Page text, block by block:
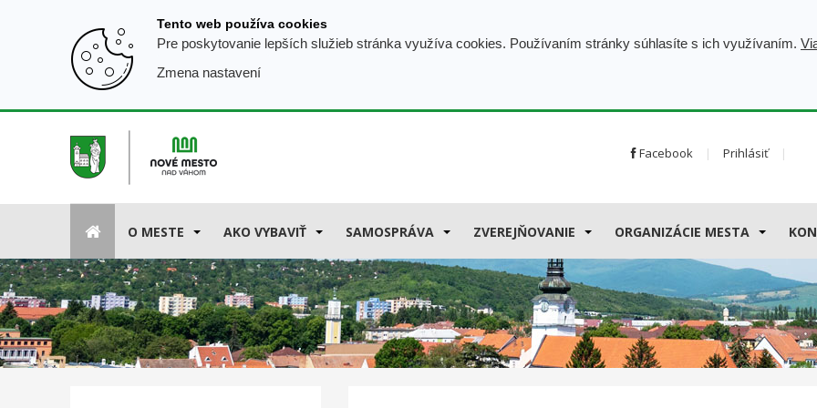
Tento web používa cookies
Pre poskytovanie lepších služieb stránka využíva cookies. Používaním stránky súhlasíte s ich využívaním.
Zmena nastavení
Facebook Prihlásiť
O MESTE AKO VYBAVIŤ SAMOSPRÁVA ZVEREJŇOVANIE ORGANIZÁCIE MESTA